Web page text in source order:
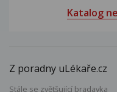
Katalog
Z poradny uLékaře.cz
Stále se zvětšující bradavka